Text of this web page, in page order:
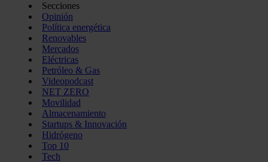
Secciones
Opinión
Política energética
Renovables
Mercados
Eléctricas
Petróleo & Gas
Videopodcast
NET ZERO
Movilidad
Almacenamiento
Startups & Innovación
Hidrógeno
Top 10
Tech